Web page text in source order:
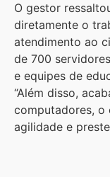
O gestor
diretamente o
atendimento ao
de 700
e equipes de
“Além disso,
computadores, o
agilidade e